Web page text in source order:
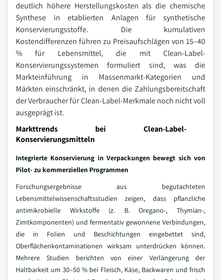
deutlich höhere Herstellungskosten als die chemische
Synthese in etablierten Anlagen für synthetische
Konservierungsstoffe. Die kumulativen
Kostendifferenzen führen zu Preisaufschlägen von 15–40
% für Lebensmittel, die mit Clean-Label-
Konservierungssystemen formuliert sind, was die
Markteinführung in Massenmarkt-Kategorien und
Märkten einschränkt, in denen die Zahlungsbereitschaft
der Verbraucher für Clean-Label-Merkmale noch nicht voll
ausgeprägt ist.
Markttrends bei Clean-Label-
Konservierungsmitteln
Integrierte Konservierung in Verpackungen bewegt sich von
Pilot- zu kommerziellen Programmen
Forschungsergebnisse aus begutachteten
Lebensmittelwissenschaftsstudien zeigen, dass pflanzliche
antimikrobielle Wirkstoffe (z. B. Oregano-, Thymian-,
Zimtkomponenten) und fermentativ gewonnene Verbindungen,
die in Folien und Beschichtungen eingebettet sind,
Oberflächenkontaminationen wirksam unterdrücken können.
Mehrere Studien berichten von einer Verlängerung der
Haltbarkeit um 30–50 % bei Fleisch, Käse, Backwaren und frisch